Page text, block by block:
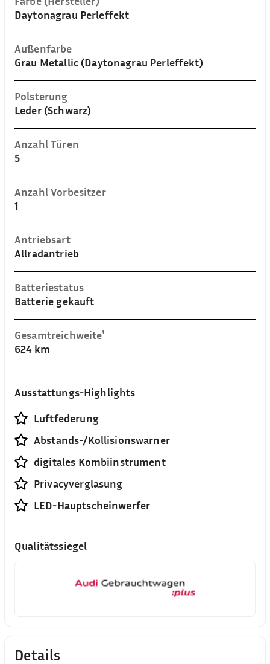
Daytonagrau Perleffekt
Außenfarbe
Grau Metallic (Daytonagrau Perleffekt)
Polsterung
Leder (Schwarz)
Anzahl Türen
5
Anzahl Vorbesitzer
1
Antriebsart
Allradantrieb
Batteriestatus
Batterie gekauft
Gesamtreichweite¹
624 km
Ausstattungs-Highlights
Luftfederung
Abstands-/Kollisionswarner
digitales Kombiinstrument
Privacyverglasung
LED-Hauptscheinwerfer
Qualitätssiegel
Details